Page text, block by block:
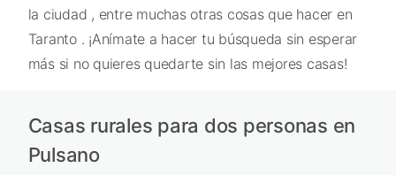
la ciudad , entre muchas otras cosas que hacer en
Taranto . ¡Anímate a hacer tu búsqueda sin esperar
más si no quieres quedarte sin las mejores casas!
Casas rurales para dos personas en
Pulsano